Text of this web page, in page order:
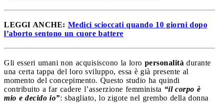
LEGGI ANCHE: Medici scioccati quando 10 giorni dopo
l’aborto sentono un cuore battere
Gli esseri umani non acquisiscono la loro personalità durante
una certa tappa del loro sviluppo, essa è già presente al
momento del concepimento. Questo studio ha quindi
contribuito a far cadere l’asserzione femminista “il corpo è
mio e decido io”: sbagliato, lo zigote nel grembo della donna